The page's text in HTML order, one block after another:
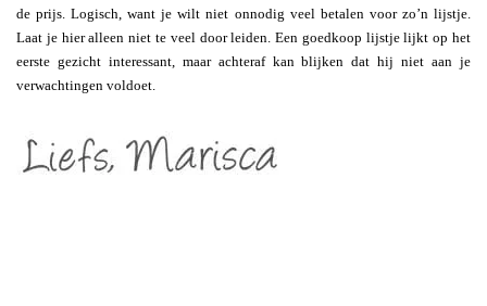
de prijs. Logisch, want je wilt niet onnodig veel betalen voor zo’n lijstje.
Laat je hier alleen niet te veel door leiden. Een goedkoop lijstje lijkt op het
eerste gezicht interessant, maar achteraf kan blijken dat hij niet aan je
verwachtingen voldoet.